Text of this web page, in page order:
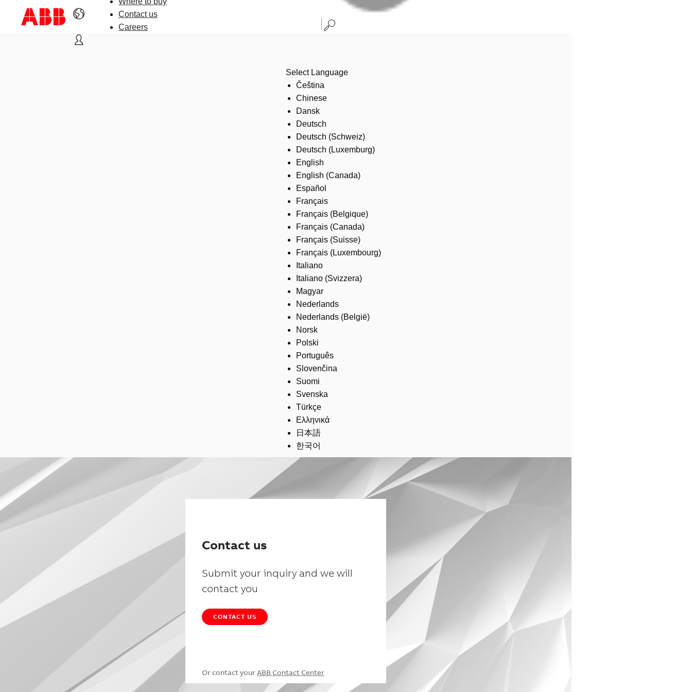
Contact us
Careers
Select Language
Čeština
Chinese
Dansk
Deutsch
Deutsch (Schweiz)
Deutsch (Luxemburg)
English
English (Canada)
Español
Français
Français (Belgique)
Français (Canada)
Français (Suisse)
Français (Luxembourg)
Italiano
Italiano (Svizzera)
Magyar
Nederlands
Nederlands (België)
Norsk
Polski
Português
Slovenčina
Suomi
Svenska
Türkçe
Ελληνικά
日本語
한국어
Contact us
Submit your inquiry and we will
contact you
CONTACT US
Or contact your ABB Contact Center